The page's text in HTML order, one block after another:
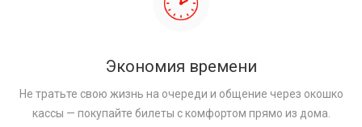
Экономия времени
Не тратьте свою жизнь на очереди и общение через окошко
кассы — покупайте билеты с комфортом прямо из дома.